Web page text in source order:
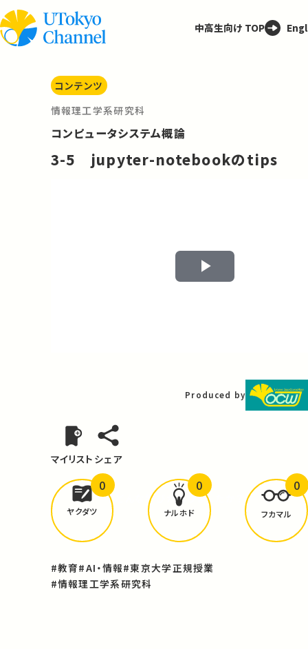
中高生向け TOP
コンテンツ
情報理工学系研究科
コンピュータシステム概論
3-5 jupyter-notebookのtips
Play
Produced by
マイリスト シェア
どんな学びがありましたか？
ヤクダツ
0
ナルホド
0
フカマル
0
#教育#AI・情報#東京大学正規授業
#情報理工学系研究科